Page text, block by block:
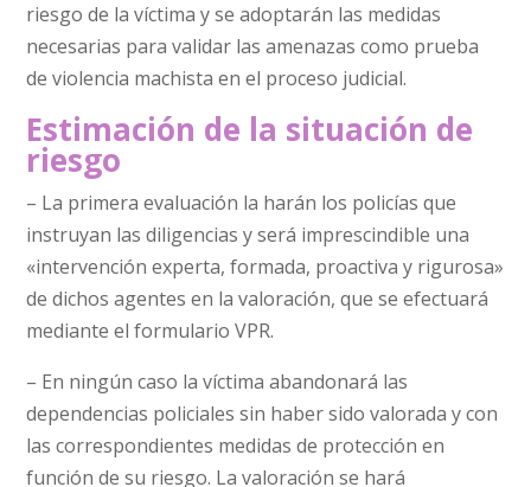
riesgo de la víctima y se adoptarán las medidas
necesarias para validar las amenazas como prueba
de violencia machista en el proceso judicial.
Estimación de la situación de
riesgo
– La primera evaluación la harán los policías que
instruyan las diligencias y será imprescindible una
«intervención experta, formada, proactiva y rigurosa»
de dichos agentes en la valoración, que se efectuará
mediante el formulario VPR.
– En ningún caso la víctima abandonará las
dependencias policiales sin haber sido valorada y con
las correspondientes medidas de protección en
función de su riesgo. La valoración se hará